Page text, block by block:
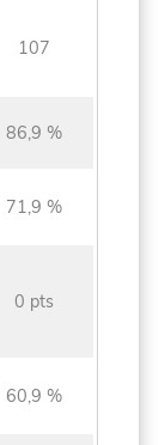
107
86,9 %
71,9 %
0 pts
60,9 %